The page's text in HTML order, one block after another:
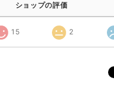
ショップの評価
15 2